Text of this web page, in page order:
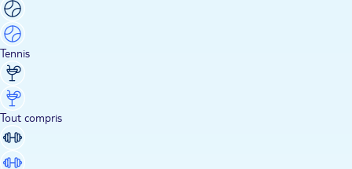
Tennis
Tout compris